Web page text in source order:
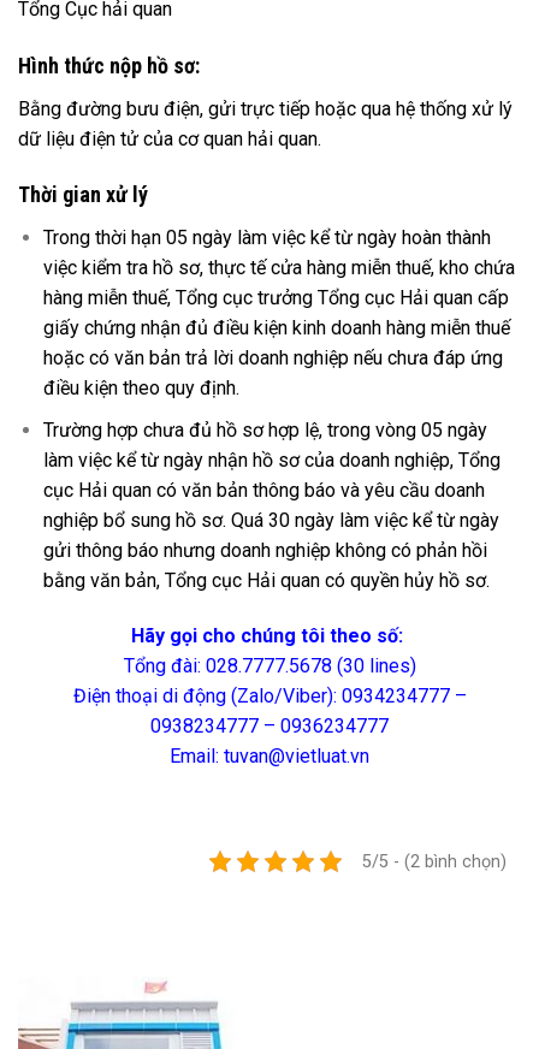
Tổng Cục hải quan
Hình thức nộp hồ sơ:
Bằng đường bưu điện, gửi trực tiếp hoặc qua hệ thống xử lý
dữ liệu điện tử của cơ quan hải quan.
Thời gian xử lý
Trong thời hạn 05 ngày làm việc kể từ ngày hoàn thành
việc kiểm tra hồ sơ, thực tế cửa hàng miễn thuế, kho chứa
hàng miễn thuế, Tổng cục trưởng Tổng cục Hải quan cấp
giấy chứng nhận đủ điều kiện kinh doanh hàng miễn thuế
hoặc có văn bản trả lời doanh nghiệp nếu chưa đáp ứng
điều kiện theo quy định.
Trường hợp chưa đủ hồ sơ hợp lệ, trong vòng 05 ngày
làm việc kể từ ngày nhận hồ sơ của doanh nghiệp, Tổng
cục Hải quan có văn bản thông báo và yêu cầu doanh
nghiệp bổ sung hồ sơ. Quá 30 ngày làm việc kể từ ngày
gửi thông báo nhưng doanh nghiệp không có phản hồi
bằng văn bản, Tổng cục Hải quan có quyền hủy hồ sơ.
Hãy gọi cho chúng tôi theo số:
Tổng đài: 028.7777.5678 (30 lines)
Điện thoại di động (Zalo/Viber): 0934234777 –
0938234777 – 0936234777
Email: tuvan@vietluat.vn
5/5 - (2 bình chọn)